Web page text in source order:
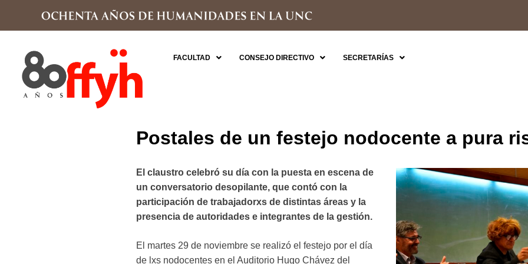
FACULTAD CONSEJO DIRECTIVO SECRETARÍAS
Postales de un festejo nodocente a pura
El claustro celebró su día con la puesta en escena de
un conversatorio desopilante, que contó con la
participación de trabajadorxs de distintas áreas y la
presencia de autoridades e integrantes de la gestión.
El martes 29 de noviembre se realizó el festejo por el día
de lxs nodocentes en el Auditorio Hugo Chávez del